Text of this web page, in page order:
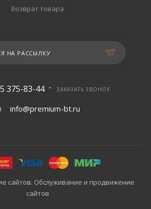
Возврат товара
НА РАССЫЛКУ
375-83-44 ЗАКАЗАТЬ ЗВОНОК
info@premium-bt.ru
сайтов. Обслуживание и продвижение
сайтов